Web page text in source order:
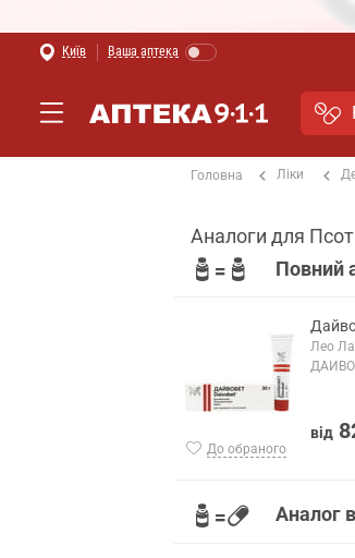
Київ Ваша аптека
Головна Ліки
Аналоги для
Повний
До обраного
Лео
від
Аналог